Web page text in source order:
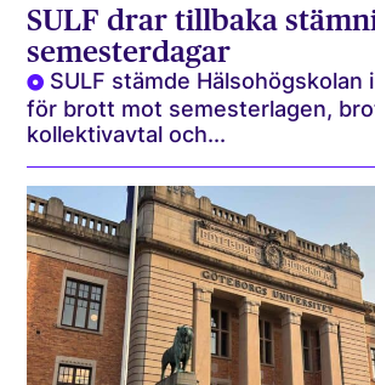
SULF drar tillbaka
semesterdagar
SULF stämde Hälsohögskolan
för brott mot semesterlagen,
kollektivavtal och...